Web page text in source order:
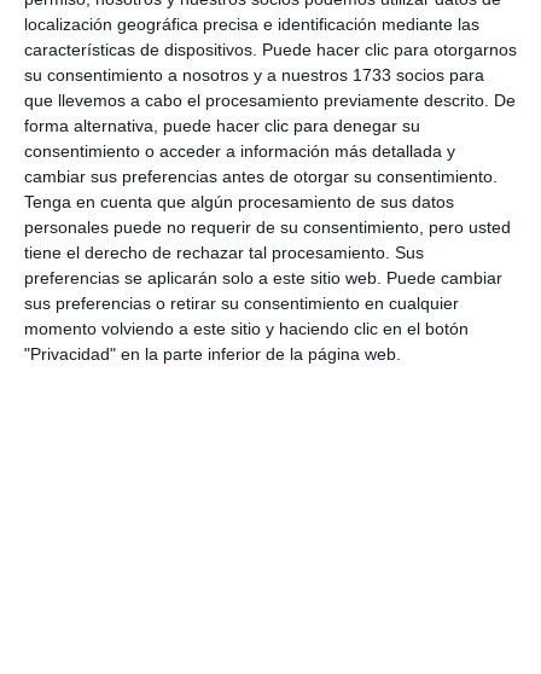
localización geográfica precisa e identificación mediante las
características de dispositivos. Puede hacer clic para otorgarnos
su consentimiento a nosotros y a nuestros 1733 socios para
que llevemos a cabo el procesamiento previamente descrito. De
forma alternativa, puede hacer clic para denegar su
consentimiento o acceder a información más detallada y
cambiar sus preferencias antes de otorgar su consentimiento.
Tenga en cuenta que algún procesamiento de sus datos
personales puede no requerir de su consentimiento, pero usted
tiene el derecho de rechazar tal procesamiento. Sus
preferencias se aplicarán solo a este sitio web. Puede cambiar
sus preferencias o retirar su consentimiento en cualquier
momento volviendo a este sitio y haciendo clic en el botón
"Privacidad" en la parte inferior de la página web.